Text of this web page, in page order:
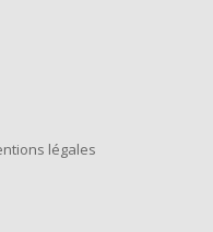
légales